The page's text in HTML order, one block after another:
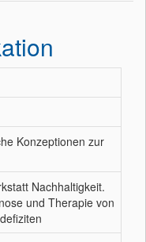
Konzeptionen zur
Nachhaltigkeit.
und Therapie von